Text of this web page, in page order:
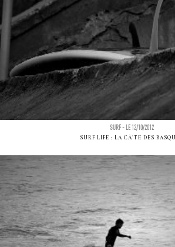
SURF - LE 12/10/2012
SURF LIFE : LA CÃ´TE DES